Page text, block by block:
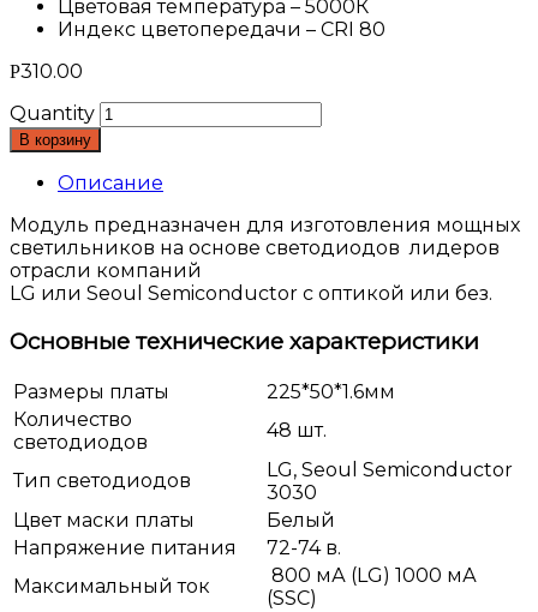
Цветовая температура – 5000К
Индекс цветопередачи – CRI 80
Р310.00
Quantity
В корзину
Описание
Модуль предназначен для изготовления мощных
светильников на основе светодиодов лидеров
отрасли компаний
LG или Seoul Semiconductor с оптикой или без.
Основные технические характеристики
Размеры платы
225*50*1.6мм
Количество
светодиодов
48 шт.
Тип светодиодов
LG, Seoul Semiconductor
3030
Цвет маски платы
Белый
Напряжение питания
72-74 в.
Максимальный ток
800 мА (LG) 1000 мА
(SSC)